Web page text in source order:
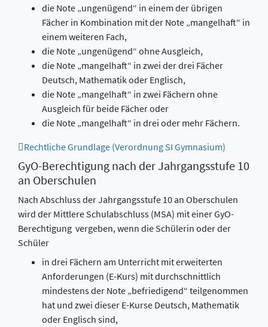
die Note „ungenügend“ in einem der übrigen
Fächer in Kombination mit der Note „mangelhaft“ in
einem weiteren Fach,
die Note „ungenügend“ ohne Ausgleich,
die Note „mangelhaft“ in zwei der drei Fächer
Deutsch, Mathematik oder Englisch,
die Note „mangelhaft“ in zwei Fächern ohne
Ausgleich für beide Fächer oder
die Note „mangelhaft“ in drei oder mehr Fächern.
Rechtliche Grundlage (Verordnung SI Gymnasium)
GyO-Berechtigung nach der Jahrgangsstufe 10
an Oberschulen
Nach Abschluss der Jahrgangsstufe 10 an Oberschulen
wird der Mittlere Schulabschluss (MSA) mit einer GyO-
Berechtigung vergeben, wenn die Schülerin oder der
Schüler
in drei Fächern am Unterricht mit erweiterten
Anforderungen (E-Kurs) mit durchschnittlich
mindestens der Note „befriedigend“ teilgenommen
hat und zwei dieser E-Kurse Deutsch, Mathematik
oder Englisch sind,